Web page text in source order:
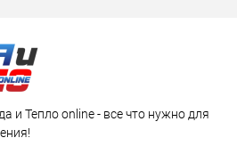
и Тепло online - все что нужно для